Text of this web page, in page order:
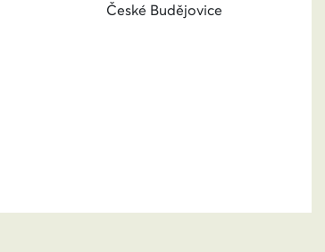
České Budějovice